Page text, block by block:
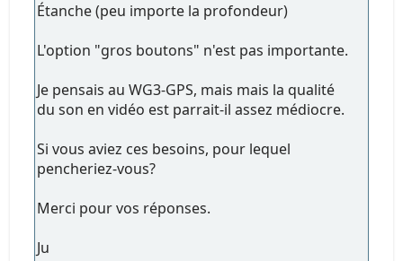
Étanche (peu importe la profondeur)
L'option "gros boutons" n'est pas importante.
Je pensais au WG3-GPS, mais mais la qualité
du son en vidéo est parrait-il assez médiocre.
Si vous aviez ces besoins, pour lequel
pencheriez-vous?
Merci pour vos réponses.
Ju